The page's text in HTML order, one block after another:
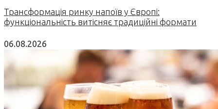
Трансформація ринку напоїв у Європі:
функціональність витісняє традиційні формати
06.08.2026